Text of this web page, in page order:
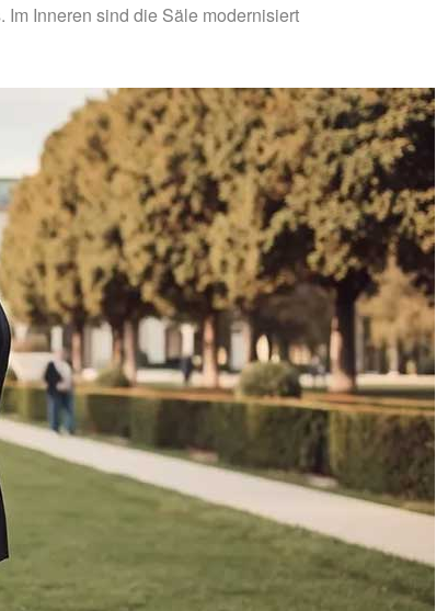
Inneren sind die Säle modernisiert